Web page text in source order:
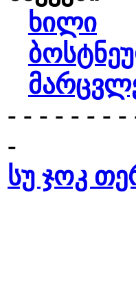
ხილი
- - - - - - - -
-
სუ ჯოკ